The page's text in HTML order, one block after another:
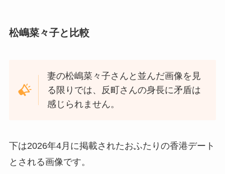
松嶋菜々子と比較
妻の松嶋菜々子さんと並んだ画像を見
る限りでは、反町さんの身長に矛盾は
感じられません。
下は2026年4月に掲載されたおふたりの香港デート
とされる画像です。